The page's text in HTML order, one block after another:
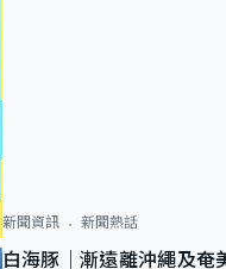
新聞資訊 新聞熱話
白海豚｜漸遠離沖繩及